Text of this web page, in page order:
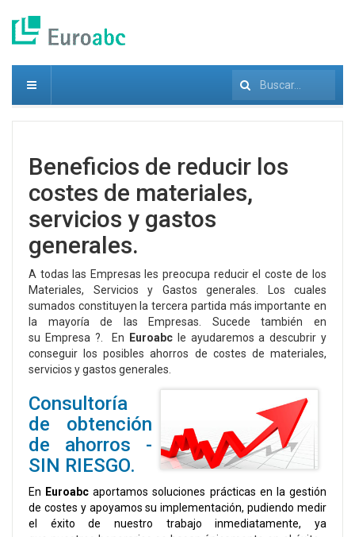
Buscar...
Beneficios de reducir los
costes de materiales,
servicios y gastos
generales.
A todas las Empresas les preocupa reducir el coste de los
Materiales, Servicios y Gastos generales. Los cuales
sumados constituyen la tercera partida más importante en
la mayoría de las Empresas. Sucede también en
su Empresa ?. En Euroabc le ayudaremos a descubrir y
conseguir los posibles ahorros de costes de materiales,
servicios y gastos generales.
Consultoría
de obtención
de ahorros -
SIN RIESGO.
En Euroabc aportamos soluciones prácticas en la gestión
de costes y apoyamos su implementación, pudiendo medir
el éxito de nuestro trabajo inmediatamente, ya